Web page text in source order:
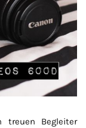
treuen Begleiter